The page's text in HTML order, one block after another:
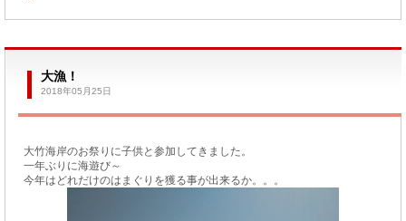
大漁！
2018年05月25日
大竹海岸のお祭りに子供と参加してきました。
一年ぶりに海遊び～
今年はどれだけのはまぐりを獲る事が出来るか。。。